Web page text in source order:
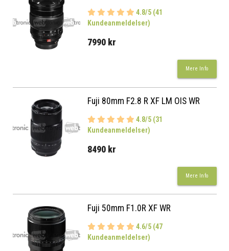
4.8/5 (41
Kundeanmeldelser)
7990 kr
Mere Info
Fuji 80mm F2.8 R XF LM OIS WR
4.8/5 (31
Kundeanmeldelser)
8490 kr
Mere Info
Fuji 50mm F1.0R XF WR
4.6/5 (47
Kundeanmeldelser)